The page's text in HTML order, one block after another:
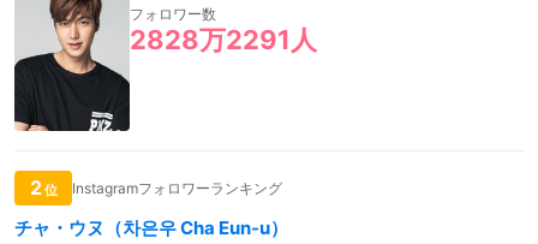
フォロワー数
2828万2291人
2位 Instagramフォロワーランキング
チャ・ウヌ（차은우 Cha Eun-u）